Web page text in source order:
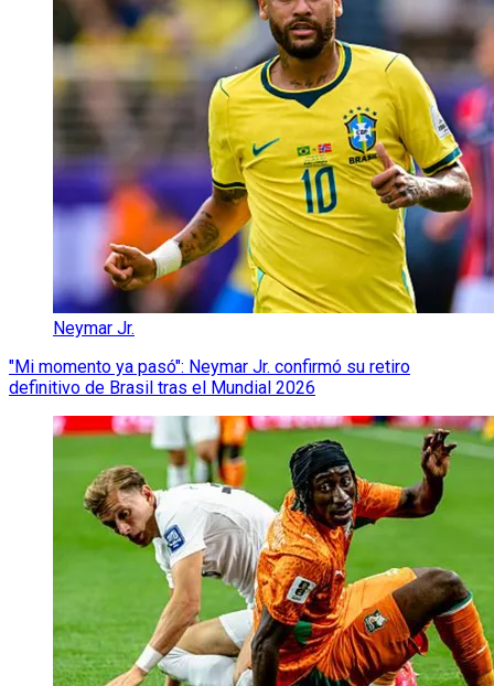
Neymar Jr.
"Mi momento ya pasó": Neymar Jr. confirmó su retiro
definitivo de Brasil tras el Mundial 2026